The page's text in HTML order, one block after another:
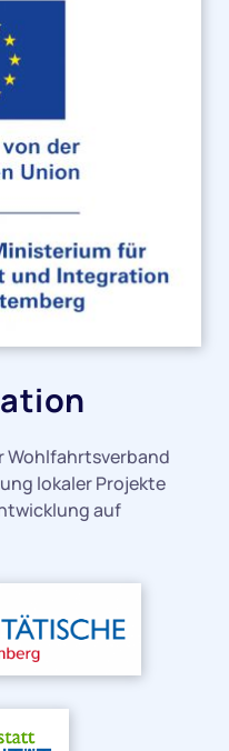
Wohlfahrtsverband
lokaler Projekte
auf